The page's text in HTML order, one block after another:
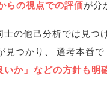
らの視点での評価が分
士の他己分析では見つ
見つかり 、 選考本番で
いか」 などの方針も明